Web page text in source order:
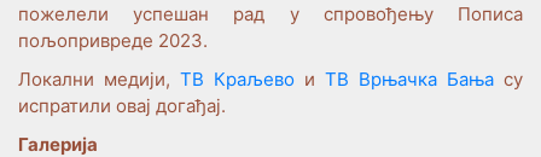
пожелели успешан рад у спровођењу Пописа
пољопривреде 2023.
Локални медији, ТВ Краљево и ТВ Врњачка Бања су
испратили овај догађај.
Галерија